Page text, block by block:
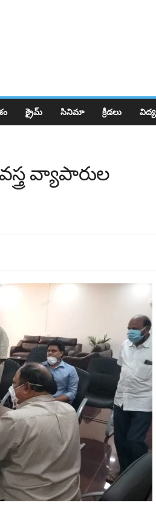
క్రైమ్ సినిమా క్రీడలు విద్య
వ్యాపారుల